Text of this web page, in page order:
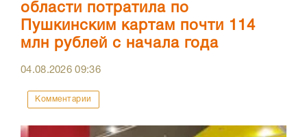
области потратила по
Пушкинским картам почти 114
млн рублей с начала года
04.08.202609:36
Комментарии